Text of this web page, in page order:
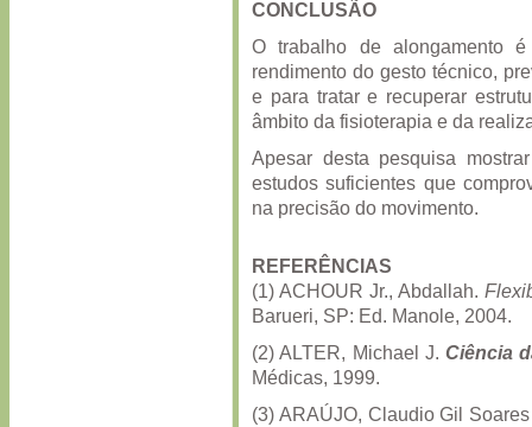
CONCLUSÃO
O trabalho de alongamento
rendimento do gesto técnico,
e para tratar e recuperar
âmbito da fisioterapia e da
Apesar desta pesquisa
estudos suficientes que
na precisão do movimento.
REFERÊNCIAS
(1) ACHOUR Jr., Abdallah.
Barueri, SP: Ed. Manole, 2004.
(2) ALTER, Michael J.Ciência
Médicas, 1999.
(3) ARAÚJO, Claudio Gil